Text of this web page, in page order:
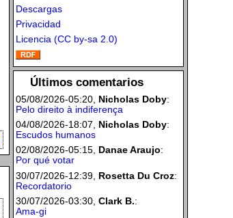
Descargas
Privacidad
Licencia (CC by-sa 2.0)
Últimos comentarios
05/08/2026-05:20, Nicholas Doby:
Pelo direito à indiferença
04/08/2026-18:07, Nicholas Doby:
Escudos humanos
02/08/2026-05:15, Danae Araujo:
Por qué votar
30/07/2026-12:39, Rosetta Du Croz:
Recordatorio
30/07/2026-03:30, Clark B.:
Ama-gi